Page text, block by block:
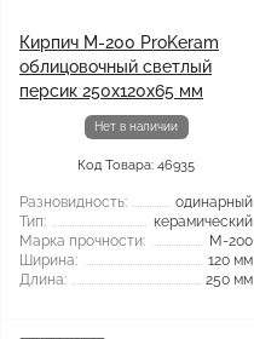
Кирпич М-200 ProKeram
облицовочный светлый
персик 250х120х65 мм
Нет в наличии
Код Товара: 46935
Разновидность:
одинарный
Тип:
керамический
Марка прочности:
М-200
Ширина:
120 мм
Длина:
250 мм